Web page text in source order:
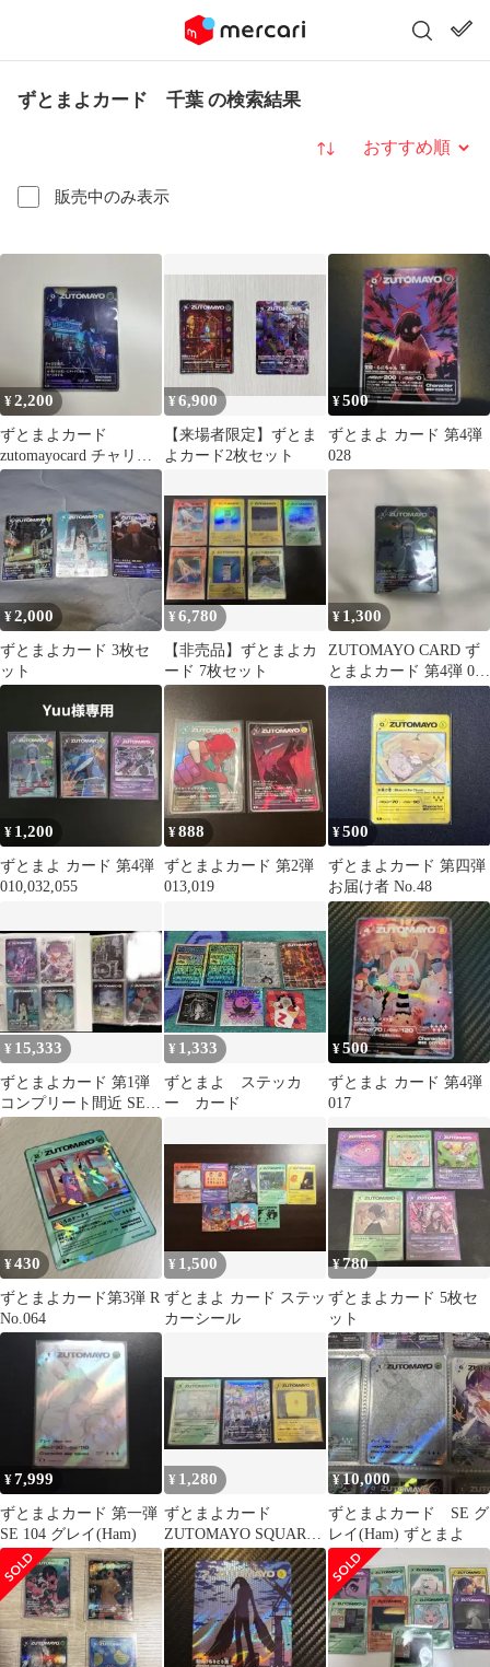
ずとまよカード 千葉 の検索結果
販売中のみ表示
並び替え
¥2,200
ずとまよカード
zutomayocard チャリで
来た。 非売品
¥6,900
【来場者限定】ずとま
よカード2枚セット
¥500
ずとまよ カード 第4弾
028
¥2,000
ずとまよカード 3枚セ
ット
¥6,780
【非売品】ずとまよカ
ード 7枚セット
¥ 1,300
ZUTOMAYO CARD ず
とまよカード 第4弾 010
TAIDADA
¥ 1,200
ずとまよ カード 第4弾
010,032,055
¥888
ずとまよカード 第2弾
013,019
¥500
ずとまよカード 第四弾
お届け者 No.48
¥ 15,333
ずとまよカード 第1弾
コンプリート間近 SE付
き
¥ 1,333
ずとまよ ステッカ
ー カード
¥500
ずとまよ カード 第4弾
017
¥430
ずとまよカード第3弾 R
No.064
¥ 1,500
ずとまよ カード ステッ
カーシール
¥780
ずとまよカード 5枚セ
ット
¥7,999
ずとまよカード 第一弾
SE 104 グレイ(Ham)
¥ 1,280
ずとまよカード
ZUTOMAYO SQUARE
SR+おまけ
¥10,000
ずとまよカード SE グ
レイ(Ham) ずとまよ